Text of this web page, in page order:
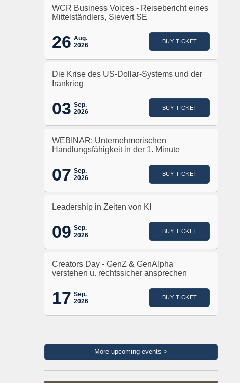
WCR Business Voices - Reisebericht eines
Mittelständlers, Sievert SE
26 Aug.
2026
BUY TICKET
Die Krise des US-Dollar-Systems und der
Irankrieg
03 Sep.
2026
BUY TICKET
WEBINAR: Unternehmerischen
Handlungsfähigkeit in der 1. Minute
07 Sep.
2026
BUY TICKET
Leadership in Zeiten von KI
09 Sep.
2026
BUY TICKET
Creators Day - GenZ & GenAlpha
verstehen u. rechtssicher ansprechen
17 Sep.
2026
BUY TICKET
More upcoming events >